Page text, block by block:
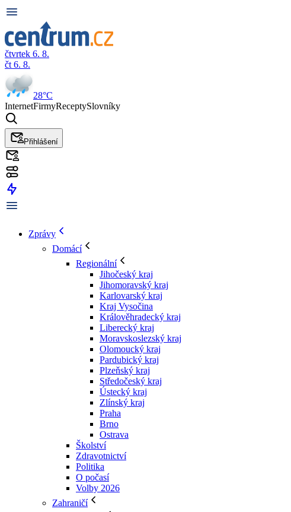
čtvrtek 6. 8.
čt 6. 8.
28°C
InternetFirmyReceptySlovníky
Přihlášení
Zprávy
Domácí
Regionální
Jihočeský kraj
Jihomoravský kraj
Karlovarský kraj
Kraj Vysočina
Králověhradecký kraj
Liberecký kraj
Moravskoslezský kraj
Olomoucký kraj
Pardubický kraj
Plzeňský kraj
Středočeský kraj
Ústecký kraj
Zlínský kraj
Praha
Brno
Ostrava
Školství
Zdravotnictví
Politika
O počasí
Volby 2026
Zahraničí